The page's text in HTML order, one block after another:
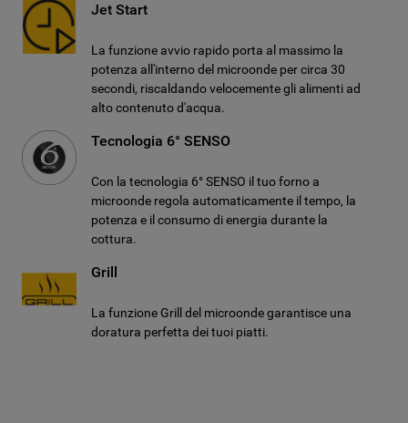
Jet Start
La funzione avvio rapido porta al massimo la
potenza all'interno del microonde per circa 30
secondi, riscaldando velocemente gli alimenti ad
alto contenuto d'acqua.
Tecnologia 6° SENSO
Con la tecnologia 6° SENSO il tuo forno a
microonde regola automaticamente il tempo, la
potenza e il consumo di energia durante la
cottura.
Grill
La funzione Grill del microonde garantisce una
doratura perfetta dei tuoi piatti.